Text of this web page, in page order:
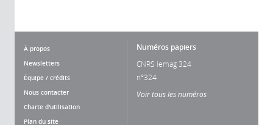
À propos
Newsletters
Équipe / crédits
Nous contacter
Charte d'utilisation
Plan du site
Numéros papiers
CNRS lemag 324
n°324
Voir tous les numéros